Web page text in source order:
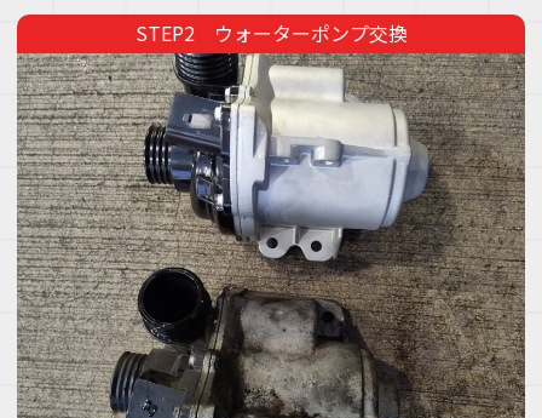
ウォーターポンプ交換